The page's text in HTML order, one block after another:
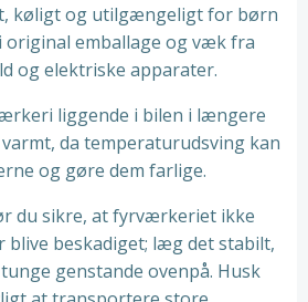
køligt og utilgængeligt for børn
original emballage og væk fra
og elektriske apparater.
liggende i bilen i længere
da temperaturudsving kan
og gøre dem farlige.
du sikre, at fyrværkeriet ikke
blive beskadiget; læg det stabilt,
genstande ovenpå. Husk